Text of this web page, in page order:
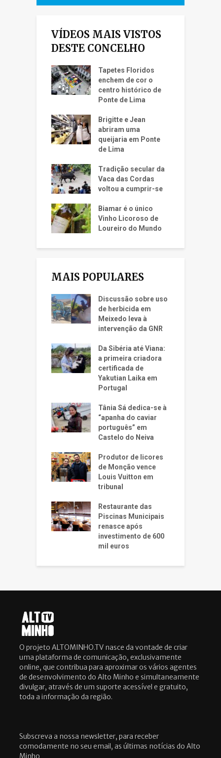
VÍDEOS MAIS VISTOS
DESTE CONCELHO
Tapetes Floridos
enchem de cor o
centro histórico de
Ponte de Lima
Brigitte e Jean
abriram uma
queijaria em Ponte
de Lima
Tradição secular da
Vaca das Cordas
voltou a cumprir-se
Biamar é o único
Vinho Licoroso de
Loureiro do Mundo
MAIS POPULARES
Discussão sobre uso
de herbicida em
Meixedo leva à
intervenção da GNR
Da Sibéria até Viana:
a primeira criadora
certificada de
Yakutian Laika em
Portugal
Tânia Sá dedica-se à
“apanha do caviar
português” em
Castelo do Neiva
Produtor de licores
de Monção vence
Louis Vuitton em
tribunal
Restaurante das
Piscinas Municipais
renasce após
investimento de 600
mil euros
O projeto ALTOMINHO.TV nasce da vontade de criar
uma plataforma de comunicação, exclusivamente
online, que contribua para aproximar os vários agentes
de desenvolvimento do Alto Minho e simultaneamente
divulgar, através de um suporte acessível e gratuito,
toda a informação da região.
Subscreva a nossa newsletter, para receber
comodamente no seu email, as últimas notícias do Alto
Minho